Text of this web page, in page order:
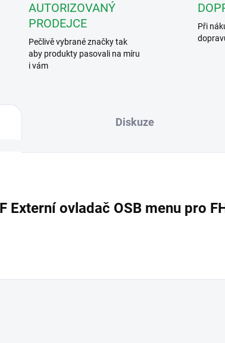
AUTORIZOVANÝ
PRODEJCE
Pečlivě vybrané značky tak
aby produkty pasovali na míru
i vám
Při
Diskuze
Externí ovladač OSB menu pro